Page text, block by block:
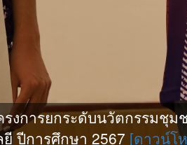
การยกระดับนวัตกรรมชุ
ปีการศึกษา 2567 [ดาวน์โ